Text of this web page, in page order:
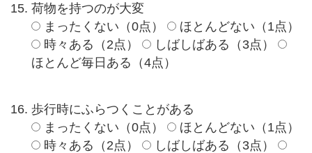
荷物を持つのが大変
まったくない（0点）
ほとんどない（1点）
時々ある（2点）
しばしばある（3点）
ほとんど毎日ある（4点）
歩行時にふらつくことがある
まったくない（0点）
ほとんどない（1点）
時々ある（2点）
しばしばある（3点）